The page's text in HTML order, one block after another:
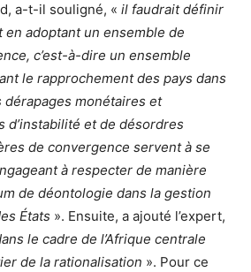
a-t-il souligné, « il faudrait définir
adoptant un ensemble de
c’est-à-dire un ensemble
le rapprochement des pays dans
dérapages monétaires et
d’instabilité et de désordres
de convergence servent à se
à respecter de manière
de déontologie dans la gestion
États ». Ensuite, a ajouté l’expert,
le cadre de l’Afrique centrale
de la rationalisation ». Pour ce